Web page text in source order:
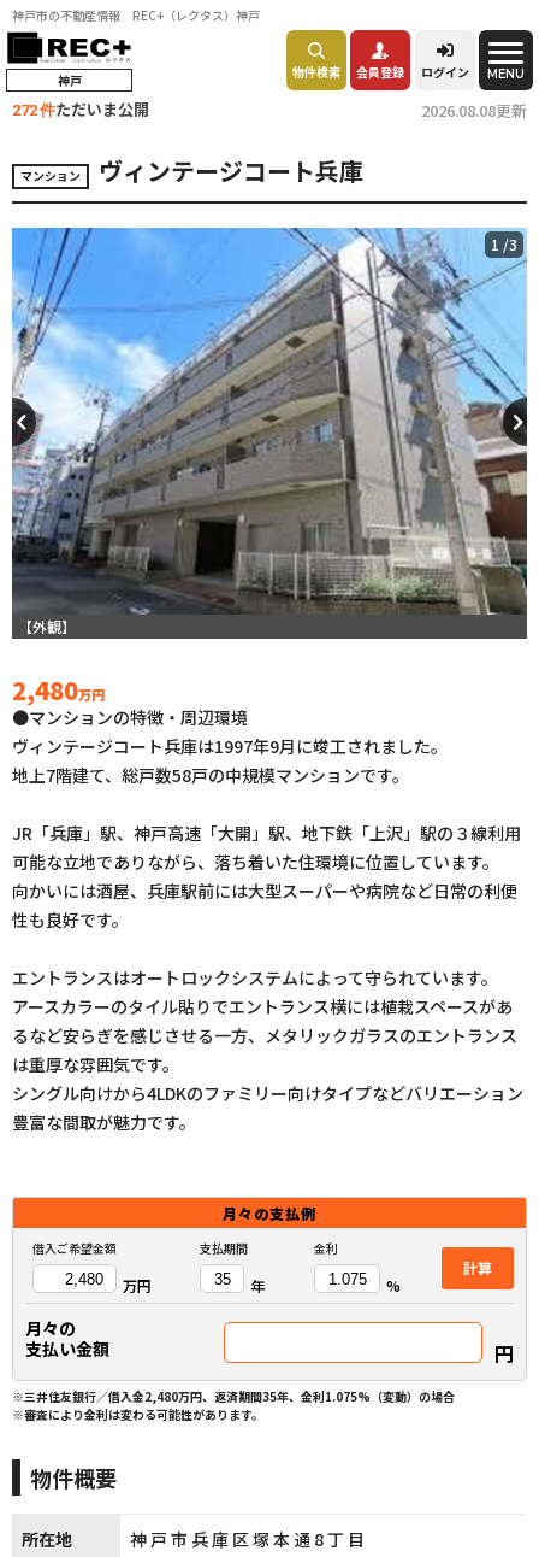
神戸市の不動産情報 REC+（レクタス）神戸
神戸 物件検索 会員登録 ログイン MENU
272 件ただいま公開 2026.08.08更新
マンション ヴィンテージコート兵庫
1 /3
【外観】
2,480万円
●マンションの特徴・周辺環境
ヴィンテージコート兵庫は1997年9月に竣工されました。
地上7階建て、総戸数58戸の中規模マンションです。
JR「兵庫」駅、神戸高速「大開」駅、地下鉄「上沢」駅の３線利用
可能な立地でありながら、落ち着いた住環境に位置しています。
向かいには酒屋、兵庫駅前には大型スーパーや病院など日常の利便
性も良好です。
エントランスはオートロックシステムによって守られています。
アースカラーのタイル貼りでエントランス横には植栽スペースがあ
るなど安らぎを感じさせる一方、メタリックガラスのエントランス
は重厚な雰囲気です。
シングル向けから4LDKのファミリー向けタイプなどバリエーション
豊富な間取が魅力です。
月々の支払例
借入ご希望金額
万円
支払期間
年
金利
%
計算
月々の
支払い金額
円
※三井住友銀行／借入金2,480万円、返済期間35年、金利1.075%（変動）の場合
※審査により金利は変わる可能性があります。
物件概要
所在地 神戸市兵庫区塚本通8丁目